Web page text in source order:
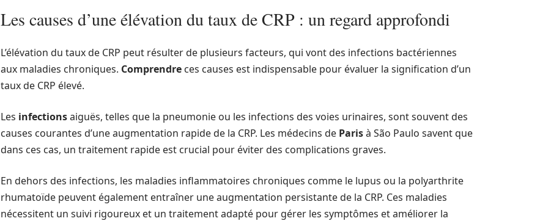
Les causes d’une élévation du taux de CRP : un regard approfondi
L’élévation du taux de CRP peut résulter de plusieurs facteurs, qui vont des infections bactériennes
aux maladies chroniques. Comprendre ces causes est indispensable pour évaluer la signification d’un
taux de CRP élevé.
Les infectionsaiguës, telles que la pneumonie ou les infections des voies urinaires, sont souvent des
causes courantes d’une augmentation rapide de la CRP. Les médecins de Parisà São Paulo savent que
dans ces cas, un traitement rapide est crucial pour éviter des complications graves.
En dehors des infections, les maladies inflammatoires chroniques comme le lupus ou la polyarthrite
rhumatoïde peuvent également entraîner une augmentation persistante de la CRP. Ces maladies
nécessitent un suivi rigoureux et un traitement adapté pour gérer les symptômes et améliorer la